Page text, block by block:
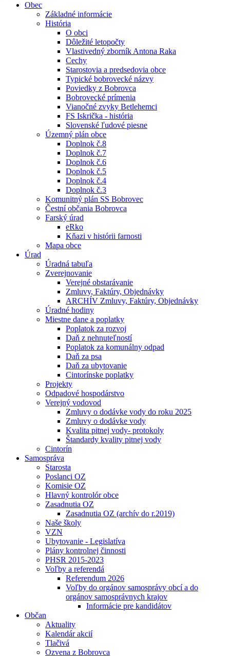
Obec
Základné informácie
História
O obci
Dôležité letopočty
Vlastivedný zborník Antona Raka
Cechy
Starostovia a predsedovia obce
Typické bobrovecké názvy
Poviedky z Bobrovca
Bobrovecké prímenia
Vianočné zvyky Betlehemci
FS Iskrička - história
Slovenské ľudové piesne
Územný plán obce
Doplnok č.8
Doplnok č.7
Doplnok č.6
Doplnok č.5
Doplnok č.4
Doplnok č.3
Komunitný plán SS Bobrovec
Čestní občania Bobrovca
Farský úrad
eRko
Kňazi v histórii farnosti
Mapa obce
Úrad
Úradná tabuľa
Zverejnovanie
Verejné obstarávanie
Zmluvy, Faktúry, Objednávky
ARCHÍV Zmluvy, Faktúry, Objednávky
Úradné hodiny
Miestne dane a poplatky
Poplatok za rozvoj
Daň z nehnuteľností
Poplatok za komunálny odpad
Daň za psa
Daň za ubytovanie
Cintorínske poplatky
Projekty
Odpadové hospodárstvo
Verejný vodovod
Zmluvy o dodávke vody do roku 2025
Zmluvy o dodávke vody
Kvalita pitnej vody- protokoly
Štandardy kvality pitnej vody
Cintorín
Samospráva
Starosta
Poslanci OZ
Komisie OZ
Hlavný kontrolór obce
Zasadnutia OZ
Zasadnutia OZ (archív do r.2019)
Naše školy
VZN
Ubytovanie - Legislatíva
Plány kontrolnej činnosti
PHSR 2015-2023
Voľby a referendá
Referendum 2026
Voľby do orgánov samosprávy obcí a do
orgánov samosprávnych krajov
Informácie pre kandidátov
Občan
Aktuality
Kalendár akcií
Tlačivá
Ozvena z Bobrovca